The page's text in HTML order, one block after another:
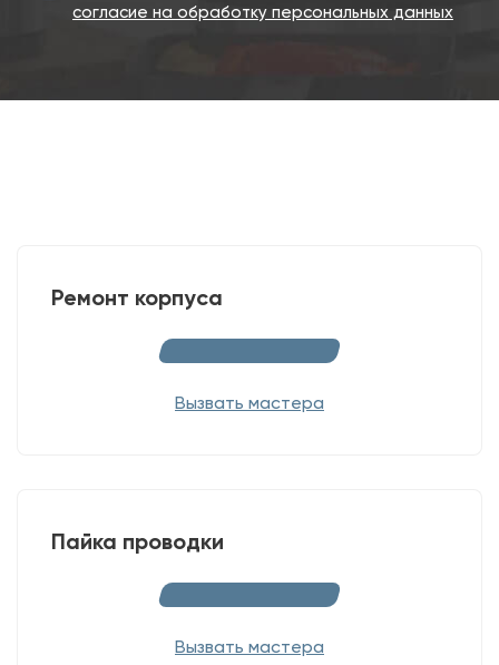
согласие на обработку персональных данных
Ремонт корпуса
Вызвать мастера
Пайка проводки
Вызвать мастера